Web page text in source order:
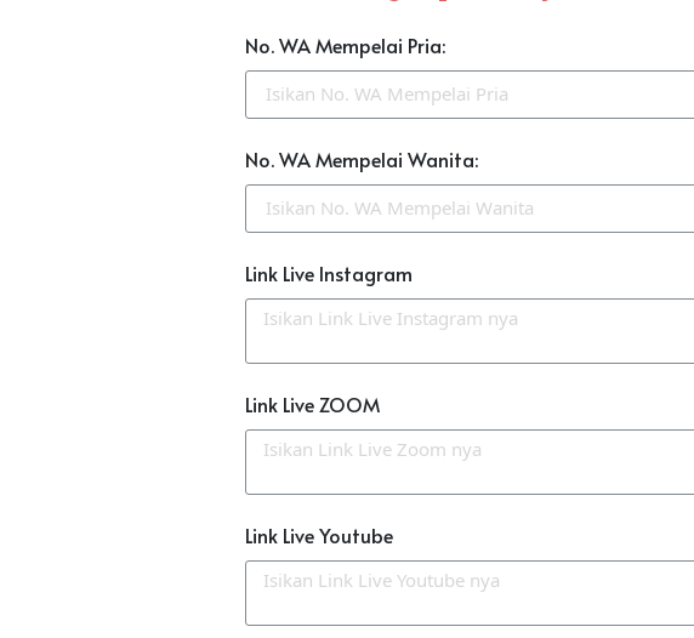
No. WA Mempelai Pria:
No. WA Mempelai Wanita:
Link Live Instagram
Link Live ZOOM
Link Live Youtube